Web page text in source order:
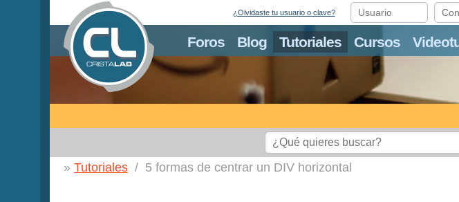
Foros Blog Tutoriales Cursos
¿Olvidaste tu usuario o clave?
Tutoriales 5 formas de centrar un DIV horizontal